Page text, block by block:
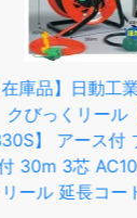
動工業 マジッ
リール【RZ-
ス付 ブレーカ
AC100V コー
長コード型ドラ